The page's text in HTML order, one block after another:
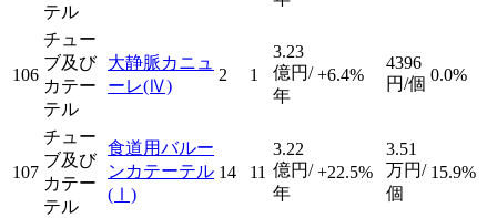
テル
106
チュー
ブ及び
カテー
テル
大静脈カニュ
ーレ(Ⅳ)
2 1
3.23
億円/
年
+6.4%
4396
円/個 0.0%
107
チュー
ブ及び
カテー
テル
食道用バルー
ンカテーテル
(Ⅰ)
14 11
3.22
億円/
年
+22.5%
3.51
万円/
個
15.9%